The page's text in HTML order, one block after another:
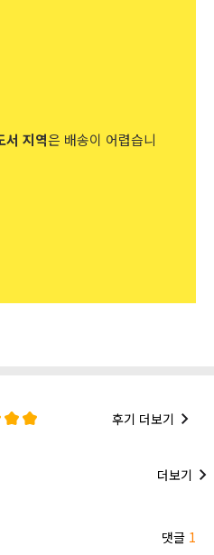
서 지역은 배송이 어렵습니
후기 더보기
더보기
댓글 1